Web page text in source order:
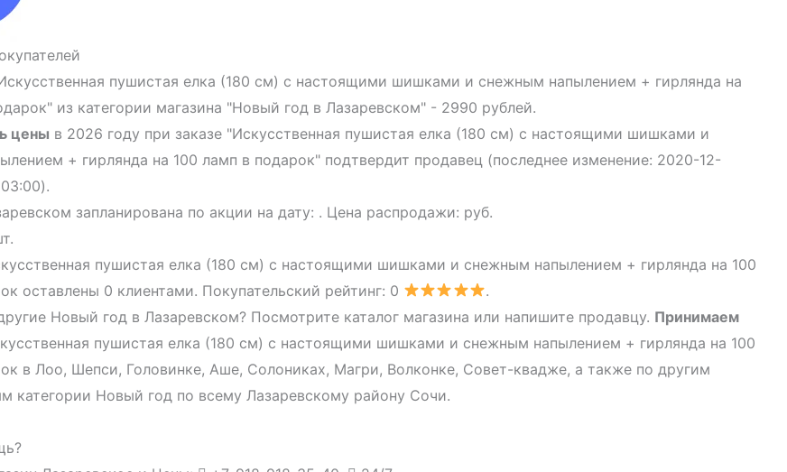
пушистая елка (180 см) с настоящими шишками и снежным напылением + гирлянда на
из категории магазина "Новый год в Лазаревском" - 2990 рублей.
цены в 2026 году при заказе "Искусственная пушистая елка (180 см) с настоящими шишками и
+ гирлянда на 100 ламп в подарок" подтвердит продавец (последнее изменение: 2020-12-
запланирована по акции на дату: . Цена распродажи: руб.
пушистая елка (180 см) с настоящими шишками и снежным напылением + гирлянда на 100
оставлены 0 клиентами. Покупательский рейтинг: 0
.
Новый год в Лазаревском? Посмотрите каталог магазина или напишите продавцу. Принимаем
пушистая елка (180 см) с настоящими шишками и снежным напылением + гирлянда на 100
в Лоо, Шепси, Головинке, Аше, Солониках, Магри, Волконке, Совет-квадже, а также по другим
категории Новый год по всему Лазаревскому району Сочи.